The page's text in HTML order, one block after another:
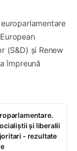
(S&D) și Renew
împreună
și liberalii
- rezultate